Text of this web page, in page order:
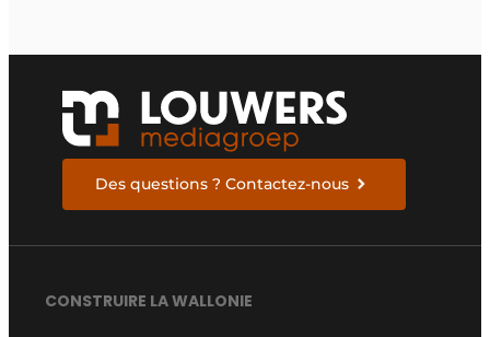
Des questions ? Contactez-nous
CONSTRUIRE LA WALLONIE